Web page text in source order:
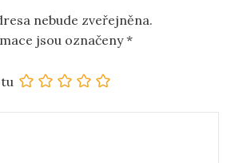
nebude zveřejněna.
jsou označeny*